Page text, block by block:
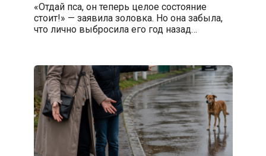
«Отдай пса, он теперь целое состояние
стоит!» — заявила золовка. Но она забыла,
что лично выбросила его год назад…